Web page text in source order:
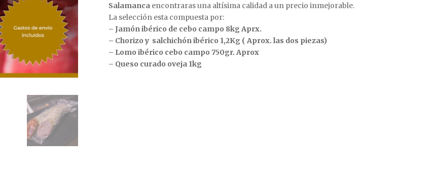
Salamancaencontraras una altísima calidad a un precio inmejorable.
La selección esta compuesta por:
– Jamón ibérico de cebo campo 8kg Aprx.
– Chorizo y salchichón ibérico 1,2Kg ( Aprox. las dos piezas)
– Lomo ibérico cebo campo 750gr. Aprox
– Queso curado oveja 1kg